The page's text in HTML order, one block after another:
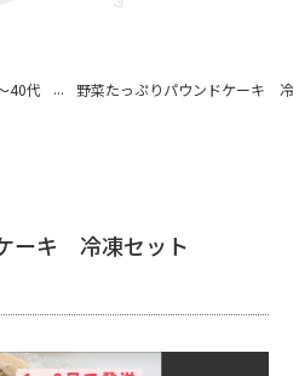
40代 ... 野菜たっぷりパウンドケーキ
ーキ 冷凍セット